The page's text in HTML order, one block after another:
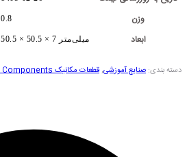
وزن 0.8
ابعاد 50.5 × 50.5 × 7 میلی‌متر
دسته بندی: صنایع آموزشی,قطعات مکانیک Mechanic Components